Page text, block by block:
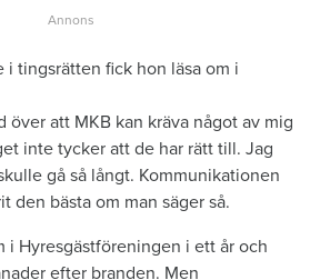
i tingsrätten fick hon läsa om i
över att MKB kan kräva något av mig
inte tycker att de har rätt till. Jag
gå så långt. Kommunikationen
den bästa om man säger så.
i Hyresgästföreningen i ett år och
efter branden. Men